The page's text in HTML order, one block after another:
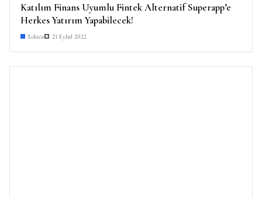
Katılım Finans Uyumlu Fintek Alternatif Superapp’e
Herkes Yatırım Yapabilecek!
Editör 21 Eylül 2022